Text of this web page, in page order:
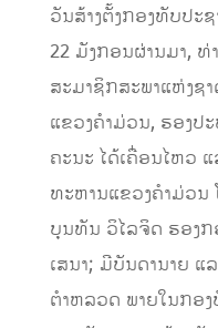
ວັນສ້າງຕັ້ງກອງທັບປະ
22 ມັງກອນຜ່ານມາ,
ສະມາຊິກສະພາແຫ່ງຊ
ແຂວງຄຳມ່ວນ, ຮອງປ
ຄະນະ ໄດ້ເຄື່ອນໄຫວ
ທະຫານແຂວງຄຳມ່ວ
ບຸນທັນ ວິໄລຈິດ ຮອງ
ເສນາ; ມີບັນດານາຍ
ຕຳຫລວດ ພາຍໃນກອ